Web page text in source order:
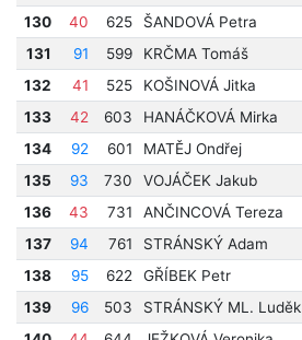
130
40 625 ŠANDOVÁ Petra
131
91 599 KRČMA Tomáš
132
41 525 KOŠINOVÁ Jitka
133
42 603 HANÁČKOVÁ Mirka
134
92 601 MATĚJ Ondřej
135
93 730 VOJÁČEK Jakub
136
43 731 ANČINCOVÁ Tereza
137
94 761 STRÁNSKÝ Adam
138
95 622 GŘÍBEK Petr
139
96 503 STRÁNSKÝ ML. Luděk